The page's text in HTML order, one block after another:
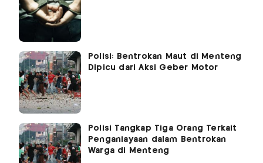
Polisi: Bentrokan Maut di Menteng
Dipicu dari Aksi Geber Motor
Polisi Tangkap Tiga Orang Terkait
Penganiayaan dalam Bentrokan
Warga di Menteng